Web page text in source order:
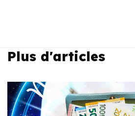
Plus d'articles